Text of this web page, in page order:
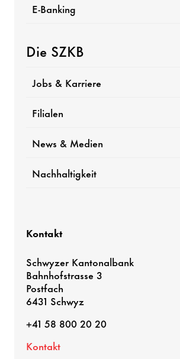
E-Banking
Die SZKB
Jobs & Karriere
Filialen
News & Medien
Nachhaltigkeit
Kontakt
Schwyzer Kantonalbank
Bahnhofstrasse 3
Postfach
6431 Schwyz
+41 58 800 20 20
Kontakt